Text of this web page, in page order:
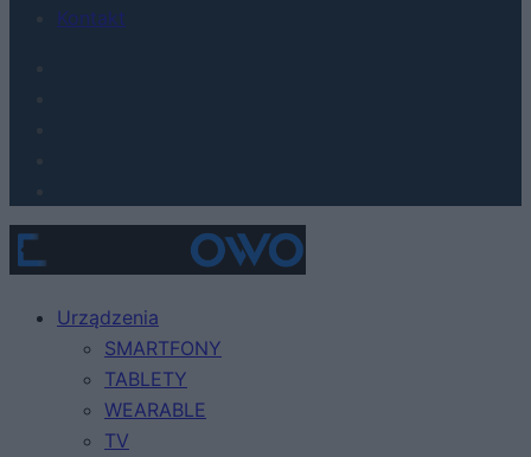
Kontakt
Urządzenia
SMARTFONY
TABLETY
WEARABLE
TV